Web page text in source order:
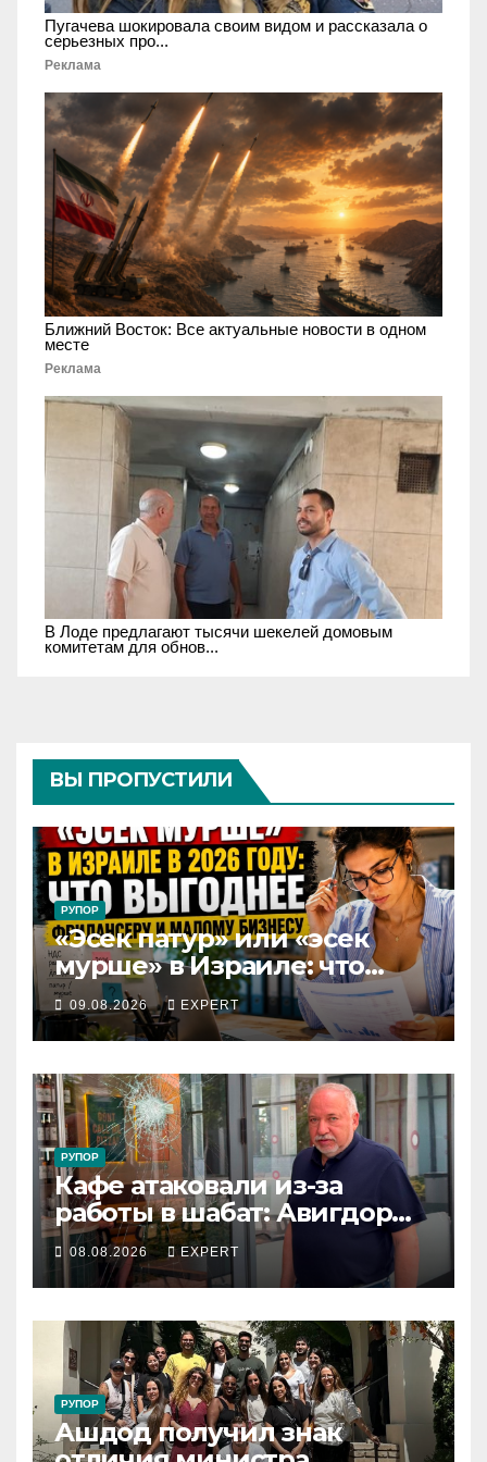
Пугачева шокировала своим видом и рассказала о
серьезных про...
Реклама
Ближний Восток: Все актуальные новости в одном
месте
Реклама
В Лоде предлагают тысячи шекелей домовым
комитетам для обнов...
ВЫ ПРОПУСТИЛИ
РУПОР
«Эсек патур» или «эсек
мурше» в Израиле: что
выгоднее фрилансеру и
малому бизнесу в 2026 году
09.08.2026 EXPERT
РУПОР
Кафе атаковали из-за
работы в шабат: Авигдор
Либерман приехал
поддержать владельцев
08.08.2026 EXPERT
РУПОР
Ашдод получил знак